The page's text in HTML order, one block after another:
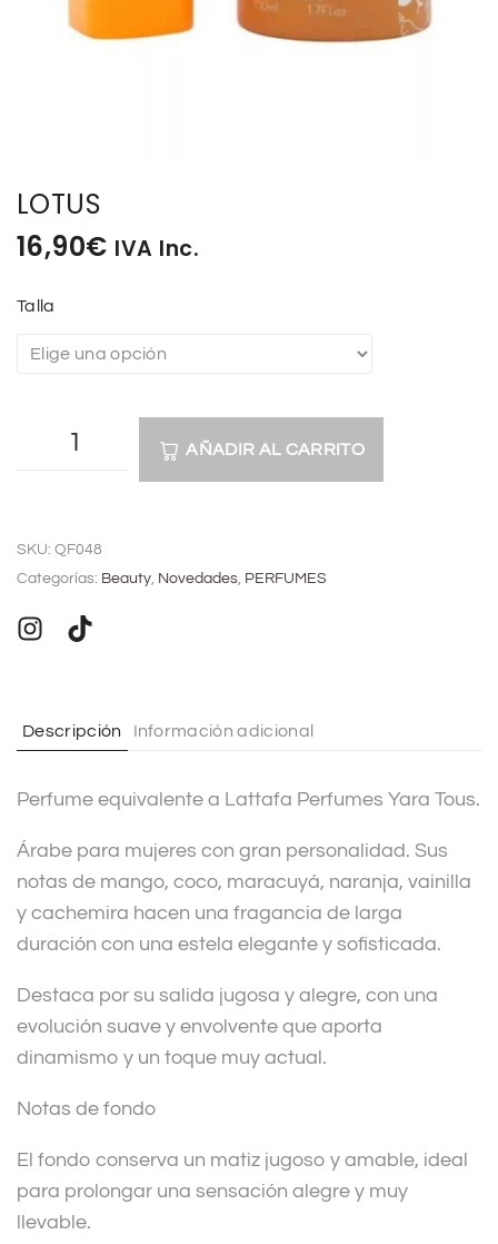
TECNOLOGIA
LOTUS
16,90€ IVA Inc.
Talla
AÑADIR AL CARRITO
t
r
i
e
SKU: QF048
Categorías: Beauty, Novedades, PERFUMES
Descripción Información adicional
Perfume equivalente a Lattafa Perfumes Yara Tous.
Árabe para mujeres con gran personalidad. Sus
notas de mango, coco, maracuyá, naranja, vainilla
y cachemira hacen una fragancia de larga
duración con una estela elegante y sofisticada.
Destaca por su salida jugosa y alegre, con una
evolución suave y envolvente que aporta
dinamismo y un toque muy actual.
Notas de fondo
El fondo conserva un matiz jugoso y amable, ideal
para prolongar una sensación alegre y muy
llevable.